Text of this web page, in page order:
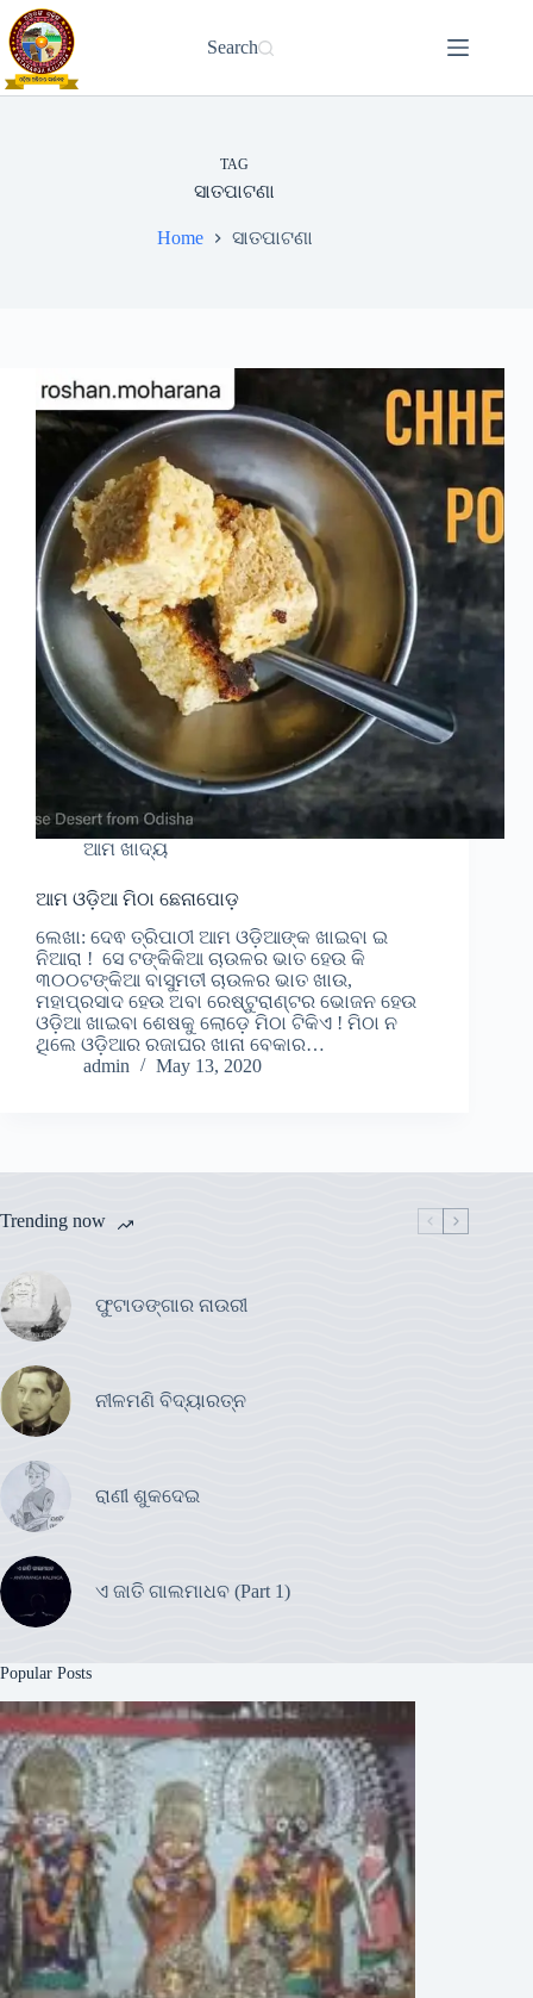
Skip
to
content
Search
TAG
ସାତପାଟଣା
Home ସାତପାଟଣା
ଆମ ଖାଦ୍ୟ
ଆମ ଓଡ଼ିଆ ମିଠା ଛେନାପୋଡ଼
ଲେଖା: ଦେଵ ତ୍ରିପାଠୀ ଆମ ଓଡ଼ିଆଙ୍କ ଖାଇବା ଇ
ନିଆରା ! ସେ ଟଙ୍କିକିଆ ଚାଉଳର ଭାତ ହେଉ କି
୩୦୦ଟଙ୍କିଆ ବାସୁମତୀ ଚାଉଳର ଭାତ ଖାଉ,
ମହାପ୍ରସାଦ ହେଉ ଅବା ରେଷ୍ଟୁରାଣ୍ଟର ଭୋଜନ ହେଉ
ଓଡ଼ିଆ ଖାଇବା ଶେଷକୁ ଲୋଡ଼େ ମିଠା ଟିକିଏ ! ମିଠା ନ
ଥିଲେ ଓଡ଼ିଆର ରଜାଘର ଖାନା ବେକାର…
admin
May 13, 2020
Trending now
ଫୁଟାଡଙ୍ଗାର ନାଉରୀ
ନୀଳମଣି ବିଦ୍ୟାରତ୍ନ
ରାଣୀ ଶୁକଦେଇ
ଏ ଜାତି ଗାଲମାଧବ (Part 1)
Popular Posts